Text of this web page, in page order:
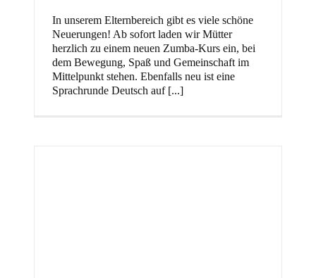
Kinder
In unserem Elternbereich gibt es viele schöne
Neuerungen! Ab sofort laden wir Mütter
herzlich zu einem neuen Zumba-Kurs ein, bei
dem Bewegung, Spaß und Gemeinschaft im
Mittelpunkt stehen. Ebenfalls neu ist eine
Sprachrunde Deutsch auf [...]